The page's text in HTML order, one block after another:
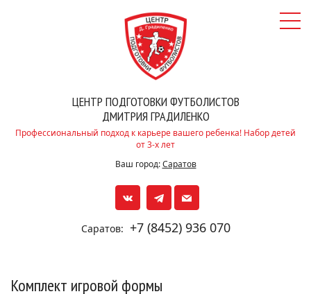
ЦЕНТР ПОДГОТОВКИ ФУТБОЛИСТОВ
ДМИТРИЯ ГРАДИЛЕНКО
Профессиональный подход к карьере вашего ребенка! Набор детей
от 3-х лет
Ваш город:Саратов
Саратов: +7 (8452) 936 070
Комплект игровой формы